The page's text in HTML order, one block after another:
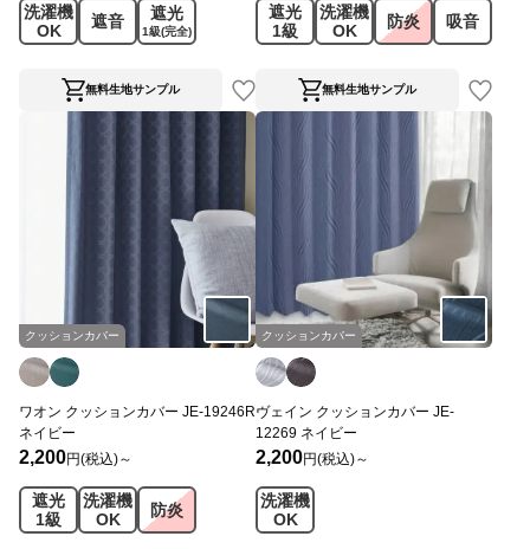
洗濯機
OK
遮音 遮光
1級(完全)
無料生地サンプル
遮光
1級
洗濯機
OK
防炎 吸音
無料生地サンプル
クッションカバー
ワオン クッションカバー JE-19246R
ネイビー
2,200円(税込)～
遮光
1級
洗濯機
OK
防炎
クッションカバー
ヴェイン クッションカバー JE-
12269 ネイビー
2,200円(税込)～
洗濯機
OK